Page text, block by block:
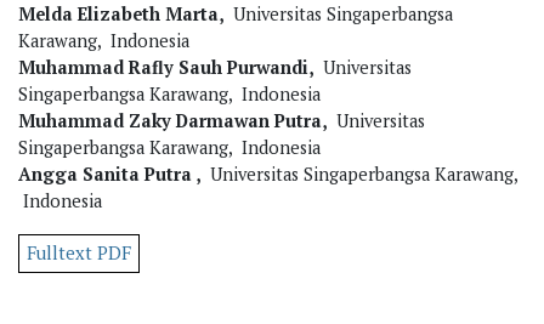
Melda Elizabeth Marta, Universitas Singaperbangsa
Karawang, Indonesia
Muhammad Rafly Sauh Purwandi, Universitas
Singaperbangsa Karawang, Indonesia
Muhammad Zaky Darmawan Putra, Universitas
Singaperbangsa Karawang, Indonesia
Angga Sanita Putra , Universitas Singaperbangsa Karawang,
Indonesia
Fulltext PDF